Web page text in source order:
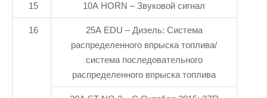
15 10A HORN – Звуковой сигнал
16
25A EDU – Дизель: Система
распределенного впрыска топлива/
система последовательного
распределенного впрыска топлива